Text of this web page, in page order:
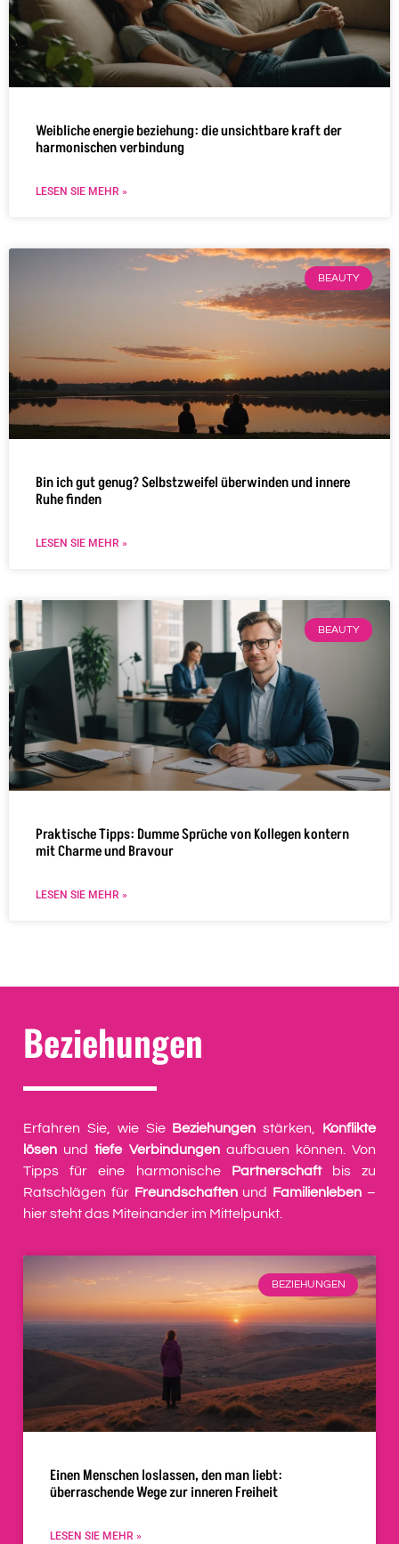
Weibliche energie beziehung: die unsichtbare kraft der
harmonischen verbindung
LESEN SIE MEHR »
BEAUTY
Bin ich gut genug? Selbstzweifel überwinden und innere
Ruhe finden
LESEN SIE MEHR »
BEAUTY
Praktische Tipps: Dumme Sprüche von Kollegen kontern
mit Charme und Bravour
LESEN SIE MEHR »
Beziehungen
Erfahren Sie, wie Sie Beziehungen stärken, Konflikte
lösen undtiefe Verbindungenaufbauen können. Von
Tipps für eine harmonische Partnerschaftbis zu
Ratschlägen für Freundschaftenund Familienleben –
hier steht das Miteinander im Mittelpunkt.
BEZIEHUNGEN
Einen Menschen loslassen, den man liebt:
überraschende Wege zur inneren Freiheit
LESEN SIE MEHR »